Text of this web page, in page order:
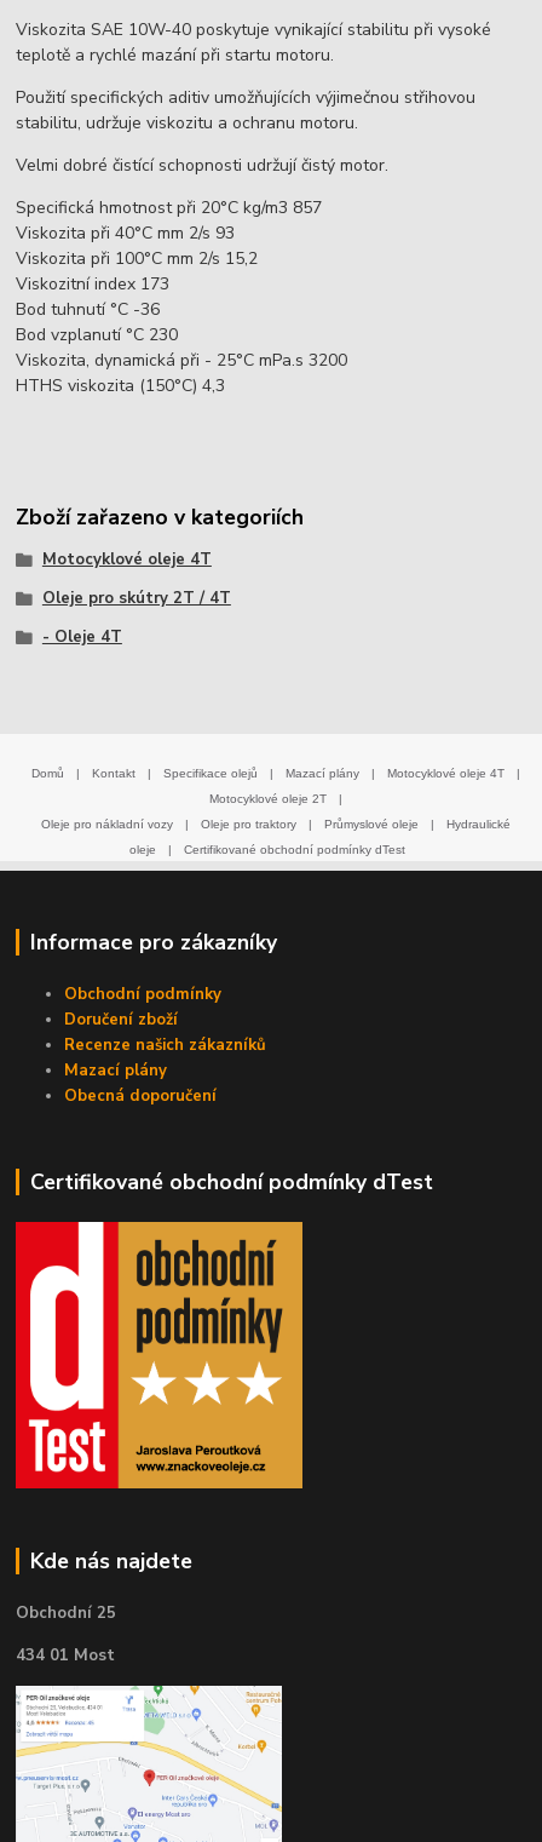
Viskozita SAE 10W-40 poskytuje vynikající stabilitu při vysoké
teplotě a rychlé mazání při startu motoru.
Použití specifických aditiv umožňujících výjimečnou střihovou
stabilitu, udržuje viskozitu a ochranu motoru.
Velmi dobré čistící schopnosti udržují čistý motor.
Specifická hmotnost při 20°C kg/m3 857
Viskozita při 40°C mm 2/s 93
Viskozita při 100°C mm 2/s 15,2
Viskozitní index 173
Bod tuhnutí °C -36
Bod vzplanutí °C 230
Viskozita, dynamická při - 25°C mPa.s 3200
HTHS viskozita (150°C) 4,3
Zboží zařazeno v kategoriích
Motocyklové oleje 4T
Oleje pro skútry 2T / 4T
- Oleje 4T
Domů | Kontakt | Specifikace olejů | Mazací plány | Motocyklové oleje 4T
|
Motocyklové oleje 2T
|
Oleje pro nákladní vozy
| Oleje pro traktory | Průmyslové oleje |
Hydraulické
oleje
| Certifikované obchodní podmínky dTest
Informace pro zákazníky
Obchodní podmínky
Doručení zboží
Recenze našich zákazníků
Mazací plány
Obecná doporučení
Certifikované obchodní podmínky dTest
Kde nás najdete
Obchodní 25
434 01 Most